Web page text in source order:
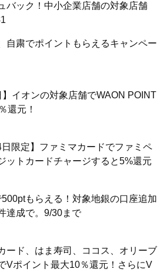
バック！中小企業店舗の対象店舗
自粛でポイントもらえるキャンペー
】イオンの対象店舗でWAON POINT
還元！
日限定】ファミマカードでファミペ
ットカードチャージすると5%還元
もらえる！対象地銀の口座追加
達成で。9/30まで
ード、はま寿司、ココス、オリーブ
Vポイント最大10％還元！さらにV